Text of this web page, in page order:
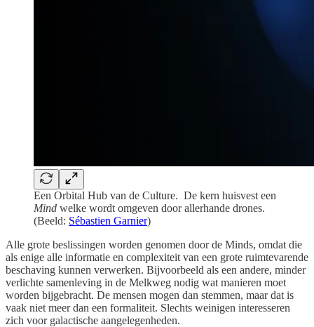
Een Orbital Hub van de Culture. De kern huisvest een
Mind welke wordt omgeven door allerhande drones.
(Beeld: Sébastien Garnier)
Alle grote beslissingen worden genomen door de Minds, omdat die
als enige alle informatie en complexiteit van een grote ruimtevarende
beschaving kunnen verwerken. Bijvoorbeeld als een andere, minder
verlichte samenleving in de Melkweg nodig wat manieren moet
worden bijgebracht. De mensen mogen dan stemmen, maar dat is
vaak niet meer dan een formaliteit. Slechts weinigen interesseren
zich voor galactische aangelegenheden.